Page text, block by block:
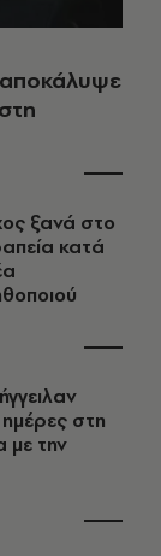
ξανά στο
κατά
στη
την